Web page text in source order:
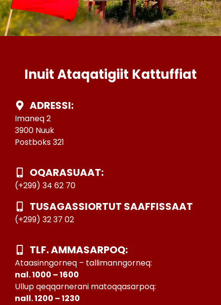
Inuit Ataqatigiit Kattuffiat
ADRESSI:
Imaneq 2
3900 Nuuk
Postboks 321
OQARASUAAT:
(+299) 34 62 70
TUSAGASSIORTUT SAAFFISSAAT
(+299) 32 37 02
TLF. AMMASARPOQ:
Ataasinngorneq – tallimanngorneq:
nal. 1000 – 1600
Ullup qeqqarnerani matoqqasarpoq:
nall. 1200 – 1230